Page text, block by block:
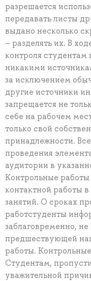
разрешается
передавать листы
выдано несколько
– разделять их. В
контроля студентам
никакими
за исключением
другие источники
запрещается не
себе на рабочем
только свой
принадлежности.
проведения
аудитории в
Контрольные работы
контактной работы
занятий. О сроках
работстуденты
заблаговременно,
предшествующей
работы.
Студентам,
уважительной